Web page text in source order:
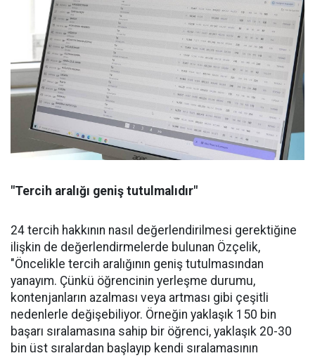
"Tercih aralığı geniş tutulmalıdır"
24 tercih hakkının nasıl değerlendirilmesi gerektiğine
ilişkin de değerlendirmelerde bulunan Özçelik,
"Öncelikle tercih aralığının geniş tutulmasından
yanayım. Çünkü öğrencinin yerleşme durumu,
kontenjanların azalması veya artması gibi çeşitli
nedenlerle değişebiliyor. Örneğin yaklaşık 150 bin
başarı sıralamasına sahip bir öğrenci, yaklaşık 20-30
bin üst sıralardan başlayıp kendi sıralamasının